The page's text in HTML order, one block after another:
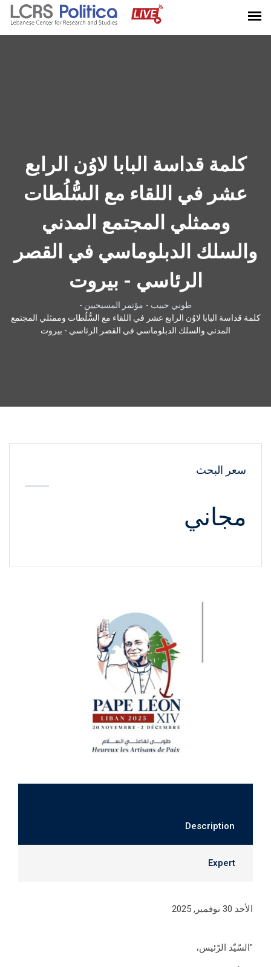
كلمة قداسة البابا لاوُن الرابع
عشر في اللقاء مع السُّلُطات
وممثلي المجتمع المدني
والسلك الدبلوماسي في القصر
الرئاسي - بيروت
طوني حبيب - مؤتمر المسيحيين -
كلمة قداسة البابا لاوُن الرابع عشر في اللقاء مع السُّلُطات وممثلي المجتمع
المدني والسلك الدبلوماسي في القصر الرئاسي - بيروت
سعر البحث
مجاني
Description
Expert
الأحد 30 نوفمبر, 2025
"السّيّد الرّئيس،